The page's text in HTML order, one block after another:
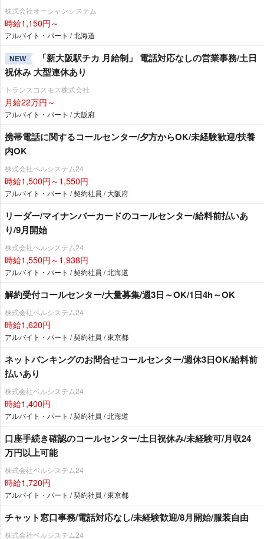
株式会社オーシャンシステム
時給1,150円～
アルバイト・パート / 北海道
NEW
「新大阪駅チカ 月給制」 電話対応なしの営業事務/土日
祝休み 大型連休あり
トランスコスモス株式会社
月給22万円～
アルバイト・パート / 大阪府
携帯電話に関するコールセンター/夕方からOK/未経験歓迎/扶養
内OK
株式会社ベルシステム24
時給1,500円～1,550円
アルバイト・パート / 契約社員 / 大阪府
リーダー/マイナンバーカードのコールセンター/給料前払いあ
り/9月開始
株式会社ベルシステム24
時給1,550円～1,938円
アルバイト・パート / 契約社員 / 北海道
解約受付コールセンター/大量募集/週3日～OK/1日4h～OK
株式会社ベルシステム24
時給1,620円
アルバイト・パート / 契約社員 / 東京都
ネットバンキングのお問合せコールセンター/週休3日OK/給料前
払いあり
株式会社ベルシステム24
時給1,400円
アルバイト・パート / 契約社員 / 北海道
口座手続き確認のコールセンター/土日祝休み/未経験可/月収24
万円以上可能
株式会社ベルシステム24
時給1,720円
アルバイト・パート / 契約社員 / 東京都
チャット窓口事務/電話対応なし/未経験歓迎/8月開始/服装自由
株式会社ベルシステム24